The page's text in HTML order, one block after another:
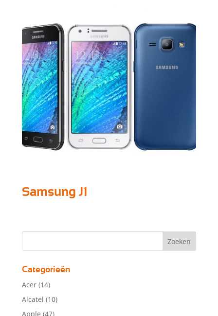
Samsung J1
Categorieën
Acer (14)
Alcatel (10)
Apple (47)